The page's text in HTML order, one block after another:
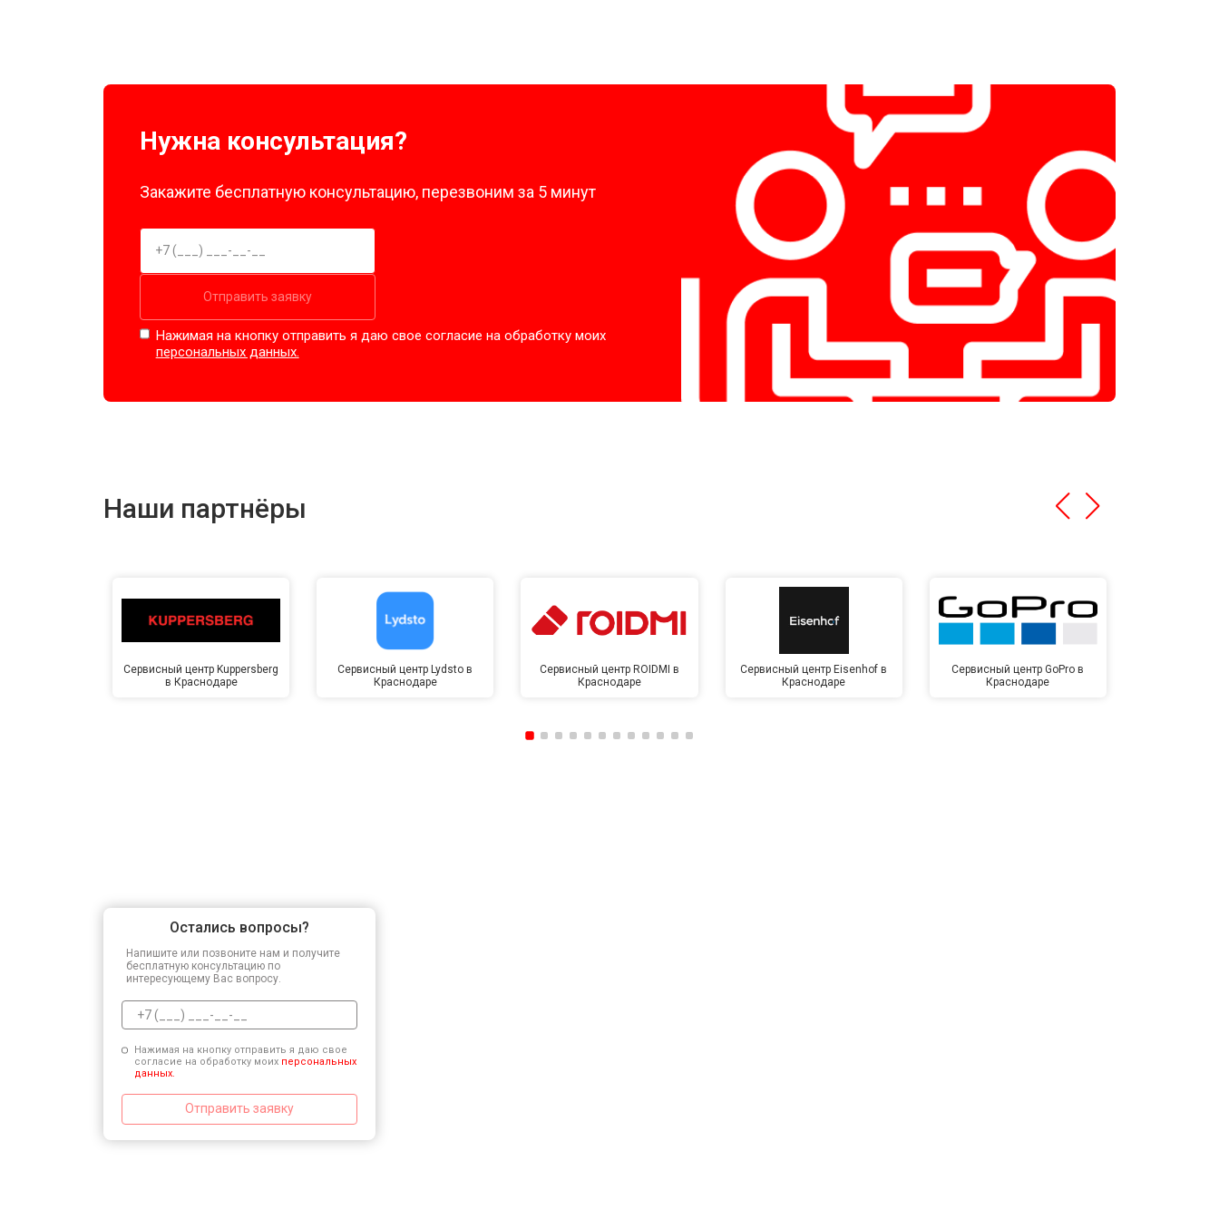
Нужна консультация?
Закажите бесплатную консультацию, перезвоним за 5 минут
Отправить заявку
Нажимая на кнопку отправить я даю свое согласие на обработку моих
персональных данных.
Наши партнёры
Сервисный центр Kuppersberg
в Краснодаре
Сервисный центр Lydsto в
Краснодаре
Сервисный центр ROIDMI в
Краснодаре
Сервисный центр Eisenhof в
Краснодаре
Сервисный центр GoPro в
Краснодаре
Остались вопросы?
Напишите или позвоните нам и получите
бесплатную консультацию по
интересующему Вас вопросу.
Нажимая на кнопку отправить я даю свое
согласие на обработку моих персональных
данных.
Отправить заявку